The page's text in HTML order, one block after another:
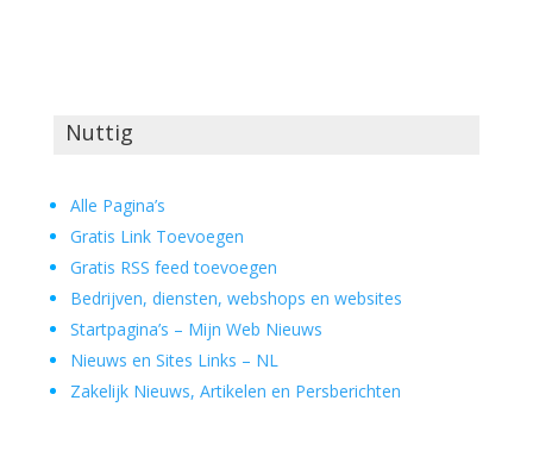
Nuttig
Alle Pagina’s
Gratis Link Toevoegen
Gratis RSS feed toevoegen
Bedrijven, diensten, webshops en websites
Startpagina’s – Mijn Web Nieuws
Nieuws en Sites Links – NL
Zakelijk Nieuws, Artikelen en Persberichten